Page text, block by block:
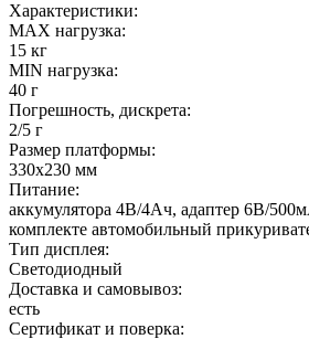
Характеристики:
MAX нагрузка:
15 кг
MIN нагрузка:
40 г
Погрешность, дискрета:
2/5 г
Размер платформы:
330x230 мм
Питание:
аккумулятора 4В/4Ач, адаптер 6В/
комплекте автомобильный
Тип дисплея:
Светодиодный
Доставка и самовывоз:
есть
Сертификат и поверка: